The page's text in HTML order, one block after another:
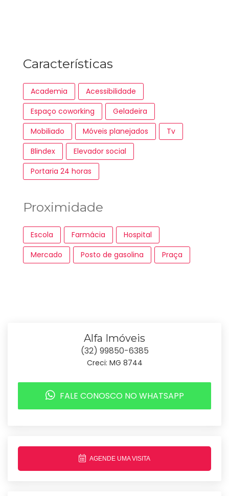
Características
Academia
Acessibilidade
Espaço coworking
Geladeira
Mobiliado
Móveis planejados
Tv
Blindex
Elevador social
Portaria 24 horas
Proximidade
Escola Farmácia
Hospital
Mercado
Posto de gasolina Praça
Alfa Imóveis
(32) 99850-6385
Creci: MG 8744
FALE CONOSCO NO WHATSAPP
AGENDE UMA VISITA